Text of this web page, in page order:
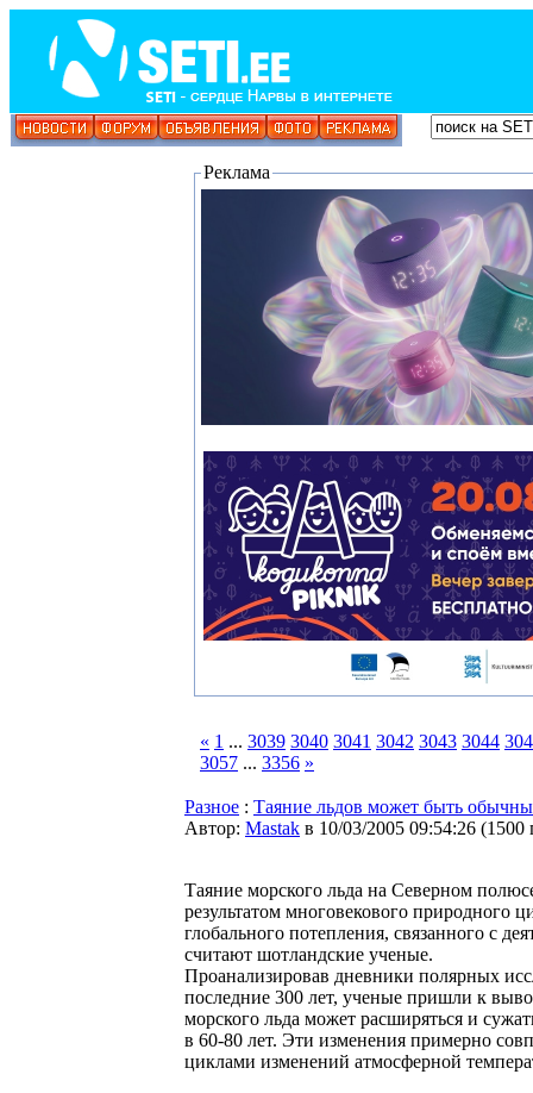
Реклама
« 1 ... 3039 3040 3041 3042 3043 3044
3057 ... 3356 »
Разное : Таяние льдов может быть
Автор: Мastak в 10/03/2005 09:54:26 (1500
Таяние морского льда на Северном
результатом многовекового природного
глобального потепления, связанного с
считают шотландские ученые.
Проанализировав дневники полярных
последние 300 лет, ученые пришли к
морского льда может расширяться и
в 60-80 лет. Эти изменения примерно
циклами изменений атмосферной